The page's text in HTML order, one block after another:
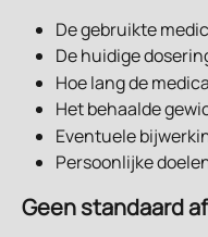
De gebruikte
De huidige
Hoe lang de
Het behaalde
Eventuele
Persoonlijke
Geen standaard